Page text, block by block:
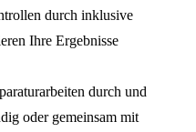
durch inklusive
Ihre Ergebnisse
durch und
oder gemeinsam mit